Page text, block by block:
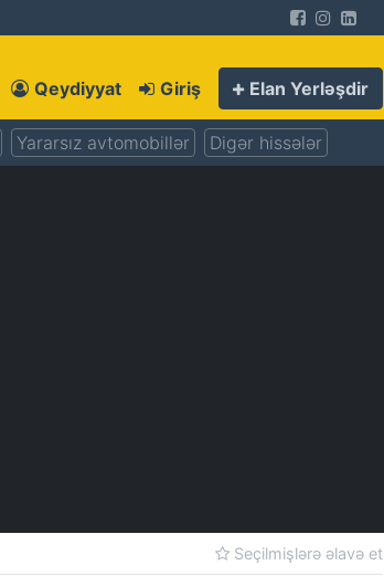
Qeydiyyat Giriş Elan Yerləşdir
Yararsız avtomobillər Digər hissələr
Seçilmişlərə əlavə et